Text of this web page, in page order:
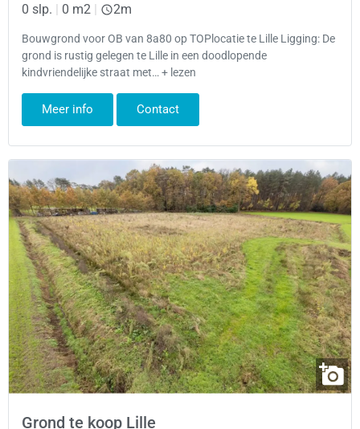
0 slp. | 0 m2 | 2m
Bouwgrond voor OB van 8a80 op TOPlocatie te Lille Ligging: De
grond is rustig gelegen te Lille in een doodlopende
kindvriendelijke straat met… + lezen
Meer info Contact
Grond te koop Lille